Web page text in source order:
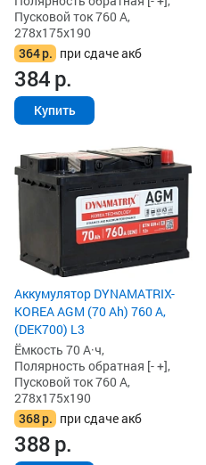
Пусковой ток 760 А,
278x175x190
364р. при сдаче акб
384р.
Купить
Аккумулятор DYNAMATRIX-
KOREA AGM (70 Ah) 760 А,
(DEK700) L3
Ёмкость 70 А·ч,
Полярность обратная [- +],
Пусковой ток 760 А,
278x175x190
368р. при сдаче акб
388р.